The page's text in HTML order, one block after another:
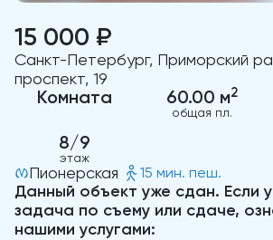
15 000 ₽
Санкт-Петербург, Приморский
проспект, 19
Комната 60.00 м2
общая пл.
8/9
этаж
Пионерская 15 мин. пеш.
Данный объект уже сдан. Если
задача по съему или сдаче,
нашими услугами: